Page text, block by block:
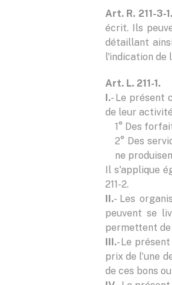
Art. R. 211-3-
écrit. Ils
détaillant
l'indication de
Art. L. 211-1.
I.- Le présent
de leur
1° Des
2° Des
ne
Il s'applique
211-2.
II.- Les
peuvent se
permettent
III.- Le
prix de l'une
de ces bons